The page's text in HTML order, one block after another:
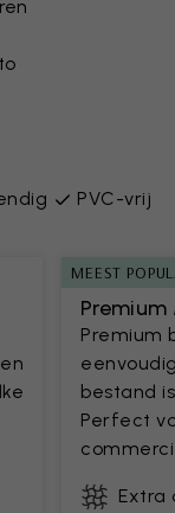
PVC-vrij
MEEST
Premium
bestand
Perfect
Extra